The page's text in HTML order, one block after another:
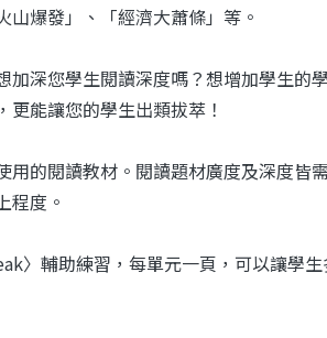
爆發」、「經濟大蕭條」等。
深您學生閱讀深度嗎？想增加學生的
能讓您的學生出類拔萃！
的閱讀教材。閱讀題材廣度及深度皆
程度。
〉輔助練習，每單元一頁，可以讓學